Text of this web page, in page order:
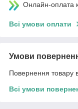
Онлайн-оплата
Всі умови оплати
Умови
Повернення товару
Всі умови